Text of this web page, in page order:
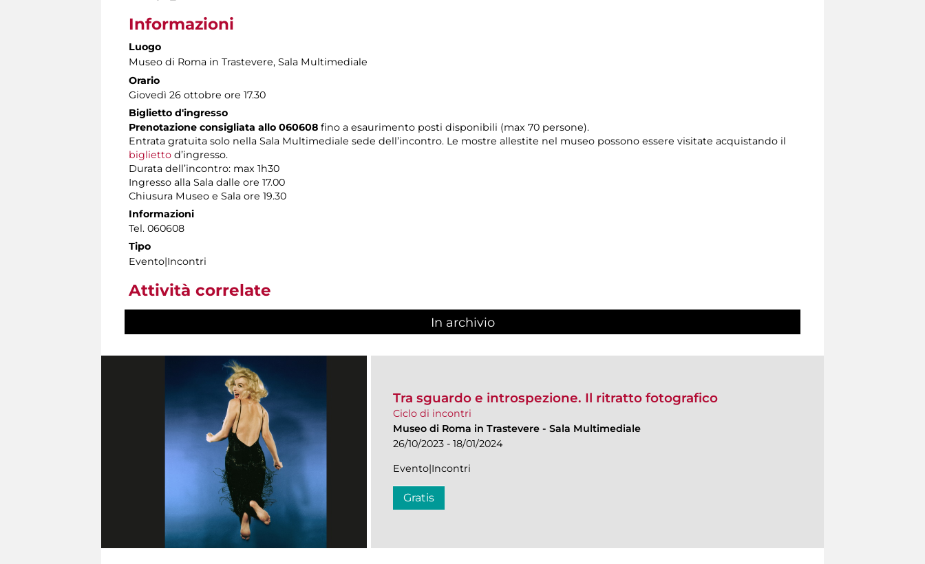
Informazioni
Luogo
Museo di Roma in Trastevere, Sala Multimediale
Orario
Giovedì 26 ottobre ore 17.30
Biglietto d'ingresso
Prenotazione consigliata allo 060608 fino a esaurimento posti disponibili (max 70 persone).
Entrata gratuita solo nella Sala Multimediale sede dell’incontro. Le mostre allestite nel museo possono essere visitate acquistando il
biglietto d’ingresso.
Durata dell’incontro: max 1h30
Ingresso alla Sala dalle ore 17.00
Chiusura Museo e Sala ore 19.30
Informazioni
Tel. 060608
Tipo
Evento|Incontri
Attività correlate
In archivio
Tra sguardo e introspezione. Il ritratto fotografico
Ciclo di incontri
Museo di Roma in Trastevere - Sala Multimediale
26/10/2023 - 18/01/2024
Evento|Incontri
Gratis